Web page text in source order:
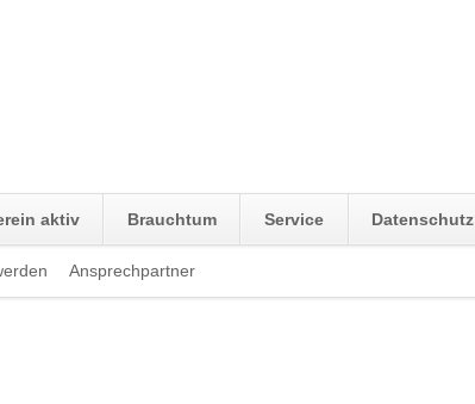
aktiv Brauchtum Service Datenschutz
überspringen
Ansprechpartner